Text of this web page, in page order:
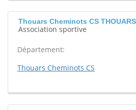
Thouars Cheminots CS THOUARS
Association sportive
Département:
Thouars Cheminots CS